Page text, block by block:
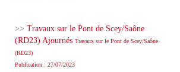
>> Travaux sur le Pont de Scey/Saône
(RD23) Ajournés Travaux sur le Pont de Scey/Saône
(RD23)
Publication : 27/07/2023